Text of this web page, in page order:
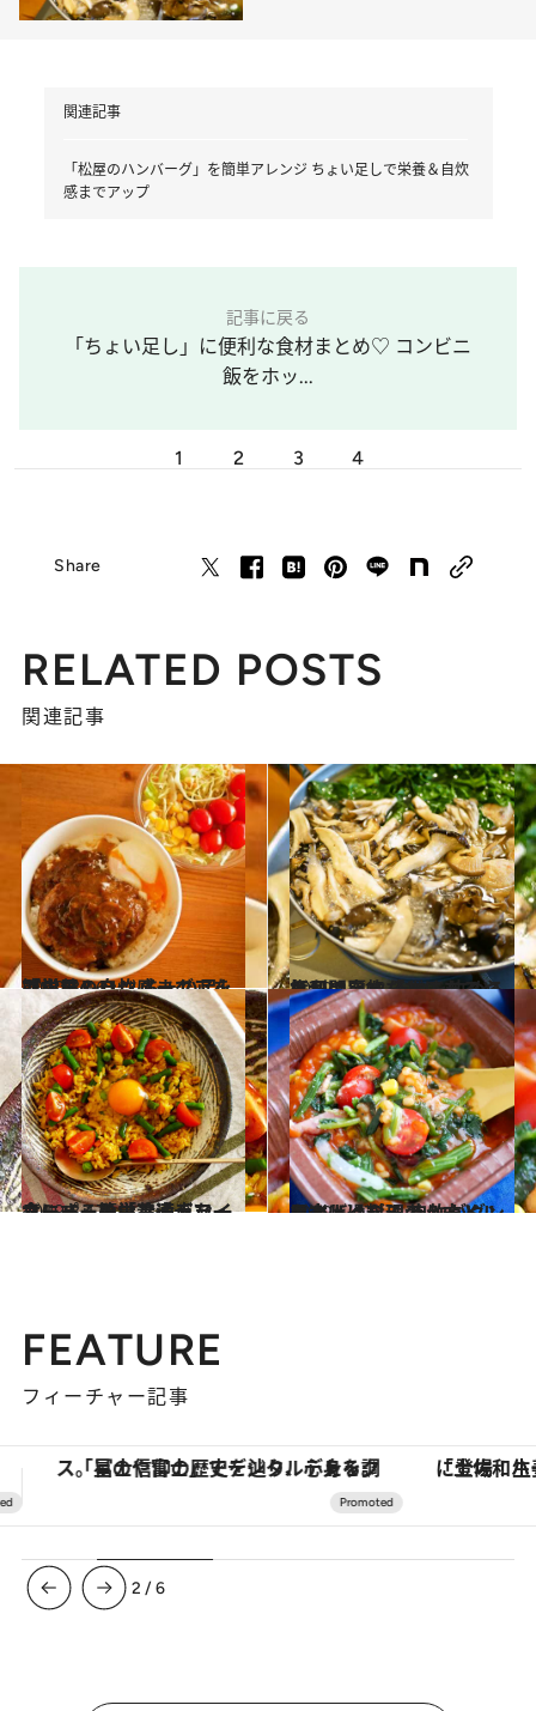
関連記事
「松屋のハンバーグ」を簡単アレンジ ちょい足しで栄養＆自炊
感までアップ
記事に戻る
「ちょい足し」に便利な食材まとめ♡ コンビニ
飯をホッ...
1 2 3 4
Share
RELATED POSTS
関連記事
2020.3.16
「松屋のハンバーグ」を簡単アレンジ ちょい足しで栄養＆自炊感までアップ
グルメ 2019.12.15
毎日の自炊「どこまでやるか問題」 それを決める権利は、あなたにある
グルメ
2019.3.17
スーパーの「冷凍ドライカレー」を栄養満点な一食にする簡単アイデア
グルメ 2019.5.17
日本人は料理のハードルを上げ過ぎ！ 自炊がグンと楽しくなる考え方とは？
グルメ
FEATURE
フィーチャー記事
「土佐和ハーブかき氷」がOMO7高知に登場！生姜、山椒、大葉など目にも舌にも涼を呼ぶ郷土の味
3 /6